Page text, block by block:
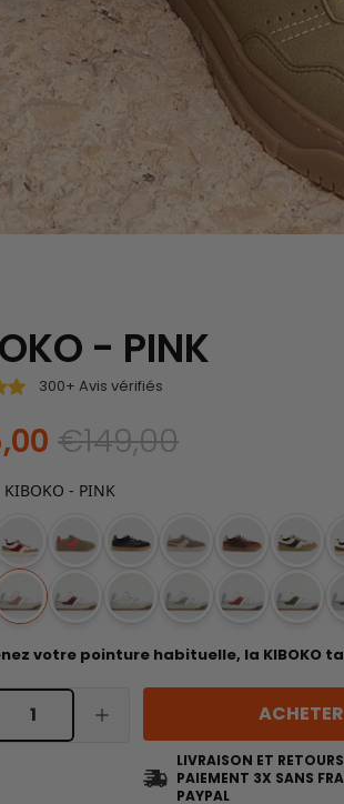
- PINK
300+ Avis vérifiés
€149,00
KIBOKO - PINK
votre pointure habituelle, la KIBOKO
LIVRAISON ET
PAIEMENT 3X SANS
PAYPAL